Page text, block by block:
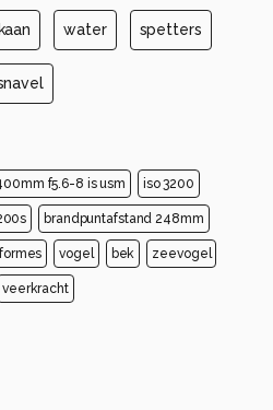
water spetters
f5.6-8 is usm iso 3200
brandpuntafstand 248mm
vogel bek zeevogel
veerkracht